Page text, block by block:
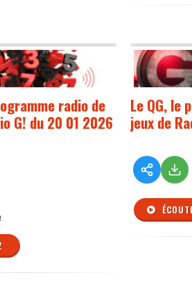
radio de
G! du 20 01 2026
Le QG, le
jeux de